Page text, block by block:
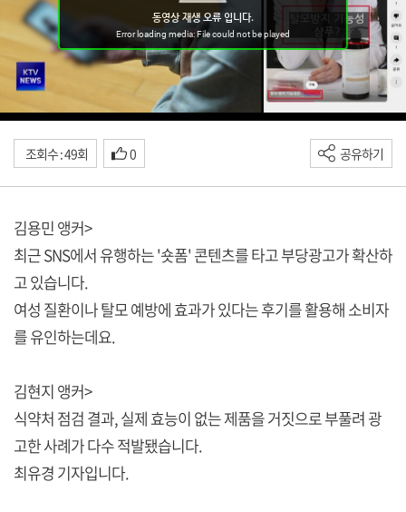
조회수 : 49회 0 공유하기
김용민 앵커>
최근 SNS에서 유행하는 '숏폼' 콘텐츠를 타고 부당광고가 확산하
고 있습니다.
여성 질환이나 탈모 예방에 효과가 있다는 후기를 활용해 소비자
를 유인하는데요.
김현지 앵커>
식약처 점검 결과, 실제 효능이 없는 제품을 거짓으로 부풀려 광
고한 사례가 다수 적발됐습니다.
최유경 기자입니다.